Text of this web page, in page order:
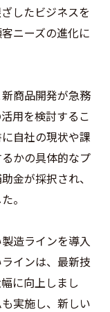
したビジネスを
ニーズの進化に
商品開発が急務
用を検討するこ
自社の現状や課
かの具体的なプ
金が採択され、
。
造ラインを導入
インは、最新技
に向上しまし
実施し、新しい